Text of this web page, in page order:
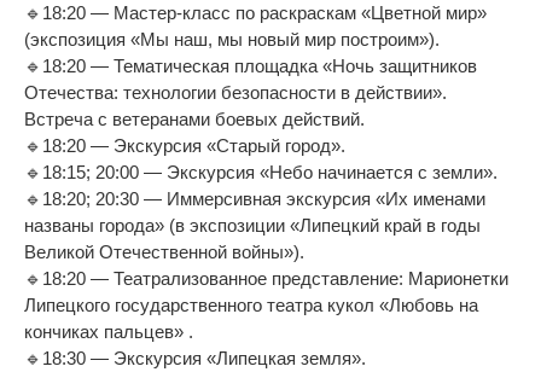
🔹18:20 — Мастер-класс по раскраскам «Цветной мир»
(экспозиция «Мы наш, мы новый мир построим»).
🔹18:20 — Тематическая площадка «Ночь защитников
Отечества: технологии безопасности в действии».
Встреча с ветеранами боевых действий.
🔹18:20 — Экскурсия «Старый город».
🔹18:15; 20:00 — Экскурсия «Небо начинается с земли».
🔹18:20; 20:30 — Иммерсивная экскурсия «Их именами
названы города» (в экспозиции «Липецкий край в годы
Великой Отечественной войны»).
🔹18:20 — Театрализованное представление: Марионетки
Липецкого государственного театра кукол «Любовь на
кончиках пальцев» .
🔹18:30 — Экскурсия «Липецкая земля».